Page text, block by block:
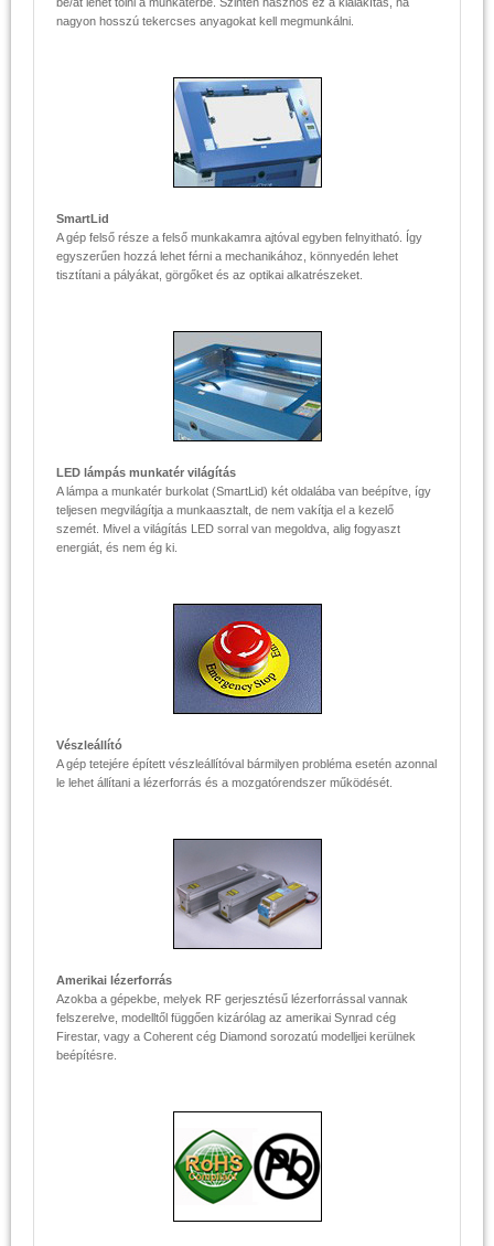
nagyon hosszú tekercses anyagokat kell megmunkálni.
SmartLid
A gép felső része a felső munkakamra ajtóval egyben felnyitható. Így
egyszerűen hozzá lehet férni a mechanikához, könnyedén lehet
tisztítani a pályákat, görgőket és az optikai alkatrészeket.
LED lámpás munkatér világítás
A lámpa a munkatér burkolat (SmartLid) két oldalába van beépítve, így
teljesen megvilágítja a munkaasztalt, de nem vakítja el a kezelő
szemét. Mivel a világítás LED sorral van megoldva, alig fogyaszt
energiát, és nem ég ki.
Vészleállító
A gép tetejére épített vészleállítóval bármilyen probléma esetén azonnal
le lehet állítani a lézerforrás és a mozgatórendszer működését.
Amerikai lézerforrás
Azokba a gépekbe, melyek RF gerjesztésű lézerforrással vannak
felszerelve, modelltől függően kizárólag az amerikai Synrad cég
Firestar, vagy a Coherent cég Diamond sorozatú modelljei kerülnek
beépítésre.